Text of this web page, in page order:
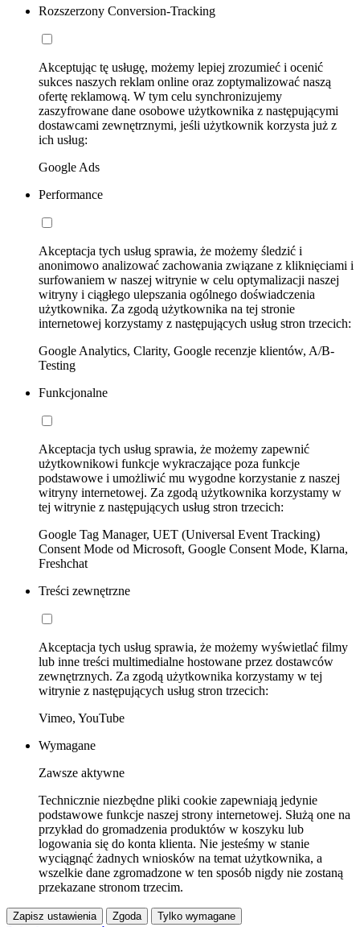
Rozszerzony Conversion-Tracking
Akceptując tę usługę, możemy lepiej zrozumieć i ocenić
sukces naszych reklam online oraz zoptymalizować naszą
ofertę reklamową. W tym celu synchronizujemy
zaszyfrowane dane osobowe użytkownika z następującymi
dostawcami zewnętrznymi, jeśli użytkownik korzysta już z
ich usług:
Google Ads
Performance
Akceptacja tych usług sprawia, że możemy śledzić i
anonimowo analizować zachowania związane z kliknięciami i
surfowaniem w naszej witrynie w celu optymalizacji naszej
witryny i ciągłego ulepszania ogólnego doświadczenia
użytkownika. Za zgodą użytkownika na tej stronie
internetowej korzystamy z następujących usług stron trzecich:
Google Analytics, Clarity, Google recenzje klientów, A/B-
Testing
Funkcjonalne
Akceptacja tych usług sprawia, że możemy zapewnić
użytkownikowi funkcje wykraczające poza funkcje
podstawowe i umożliwić mu wygodne korzystanie z naszej
witryny internetowej. Za zgodą użytkownika korzystamy w
tej witrynie z następujących usług stron trzecich:
Google Tag Manager, UET (Universal Event Tracking)
Consent Mode od Microsoft, Google Consent Mode, Klarna,
Freshchat
Treści zewnętrzne
Akceptacja tych usług sprawia, że możemy wyświetlać filmy
lub inne treści multimedialne hostowane przez dostawców
zewnętrznych. Za zgodą użytkownika korzystamy w tej
witrynie z następujących usług stron trzecich:
Vimeo, YouTube
Wymagane
Zawsze aktywne
Technicznie niezbędne pliki cookie zapewniają jedynie
podstawowe funkcje naszej strony internetowej. Służą one na
przykład do gromadzenia produktów w koszyku lub
logowania się do konta klienta. Nie jesteśmy w stanie
wyciągnąć żadnych wniosków na temat użytkownika, a
wszelkie dane zgromadzone w ten sposób nigdy nie zostaną
przekazane stronom trzecim.
Zapisz ustawienia Zgoda Tylko wymagane